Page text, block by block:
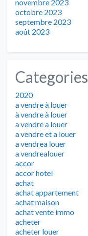
novembre 2023
octobre 2023
septembre 2023
août 2023
Categories
2020
a vendre à louer
à vendre à louer
a vendre a louer
a vendre et a louer
a vendrea louer
a vendrealouer
accor
accor hotel
achat
achat appartement
achat maison
achat vente immo
acheter
acheter louer